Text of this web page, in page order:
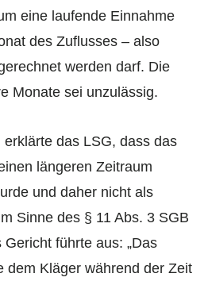
eine laufende Einnahme
des Zuflusses – also
werden darf. Die
Monate sei unzulässig.
das LSG, dass das
längeren Zeitraum
und daher nicht als
Sinne des § 11 Abs. 3 SGB
führte aus: „Das
dem Kläger während der Zeit